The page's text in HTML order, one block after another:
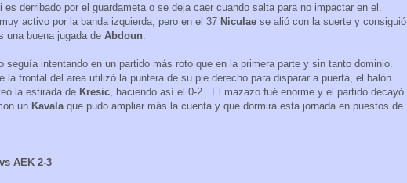
es derribado por el guardameta o se deja caer cuando salta para no impactar en el.
muy activo por la banda izquierda, pero en el 37 Niculae se alió con la suerte y consiguió
una buena jugada de Abdoun
seguía intentando en un partido más roto que en la primera parte y sin tanto dominio.
la frontal del area utilizó la puntera de su pie derecho para disparar a puerta, el balón
la estirada de Kresic , haciendo así el 0-2 . El mazazo fué enorme y el partido decayó
un Kavala que pudo ampliar más la cuenta y que dormirá esta jornada en puestos de
AEK 2-3